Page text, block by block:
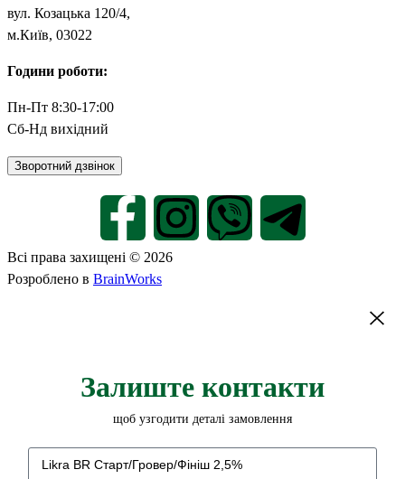
вул. Козацька 120/4,
м.Київ, 03022
Години роботи:
Пн-Пт 8:30-17:00
Сб-Нд вихідний
Зворотний дзвінок
Всі права захищені © 2026
Розроблено в BrainWorks
Залиште контакти
щоб узгодити деталі замовлення